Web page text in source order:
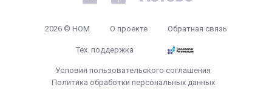
2026 © НОМ О проекте Обратная связь
Тех. поддержка
Условия пользовательского соглашения
Политика обработки персональных данных